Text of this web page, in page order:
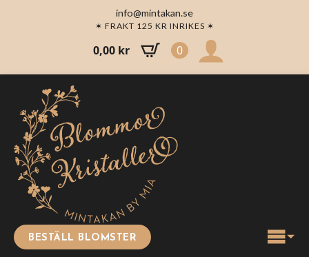
info@mintakan.se
✶ FRAKT 125 KR INRIKES ✶
0,00 kr 0
BESTÄLL BLOMSTER